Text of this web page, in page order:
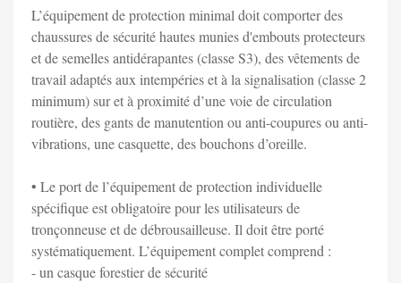
L’équipement de protection minimal doit comporter des
chaussures de sécurité hautes munies d'embouts protecteurs
et de semelles antidérapantes (classe S3), des vêtements de
travail adaptés aux intempéries et à la signalisation (classe 2
minimum) sur et à proximité d’une voie de circulation
routière, des gants de manutention ou anti-coupures ou anti-
vibrations, une casquette, des bouchons d’oreille.
• Le port de l’équipement de protection individuelle
spécifique est obligatoire pour les utilisateurs de
tronçonneuse et de débrousailleuse. Il doit être porté
systématiquement. L’équipement complet comprend :
- un casque forestier de sécurité